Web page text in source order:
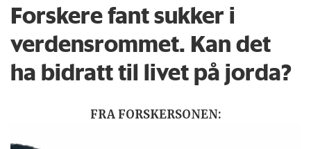
Forskere fant sukker i
verdensrommet. Kan det
ha bidratt til livet på jorda?
FRA FORSKERSONEN: